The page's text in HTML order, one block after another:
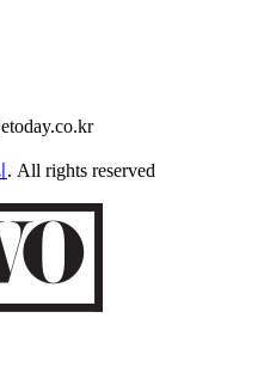
. All rights reserved